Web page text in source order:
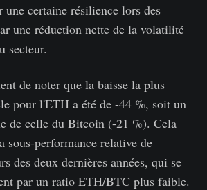
une certaine résilience lors des
une réduction nette de la volatilité
secteur.
de noter que la baisse la plus
pour l'ETH a été de -44 %, soit un
de celle du Bitcoin (-21 %). Cela
sous-performance relative de
des deux dernières années, qui se
par un ratio ETH/BTC plus faible.